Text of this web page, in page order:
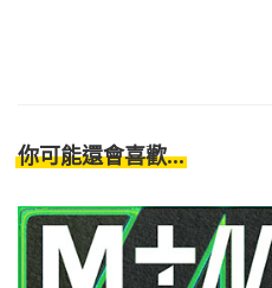
你可能還會喜歡...